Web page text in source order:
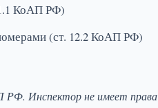
КоАП РФ)
(ст. 12.2 КоАП РФ)
РФ. Инспектор не имеет права